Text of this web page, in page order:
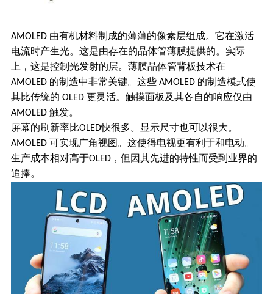
AMOLED 由有机材料制成的薄薄的像素层组成。它在激活
电流时产生光。这是由存在的晶体管薄膜提供的。实际
上，这是控制光发射的层。薄膜晶体管背板技术在
AMOLED 的制造中非常关键。这些 AMOLED 的制造模式使
其比传统的 OLED 更灵活。触摸面板及其各自的响应仅由
AMOLED 触发。
屏幕的刷新率比OLED快很多。显示尺寸也可以很大。
AMOLED 可实现广角视图。这使得电视更有利于和电动。
生产成本相对高于OLED，但因其先进的特性而受到业界的
追捧。